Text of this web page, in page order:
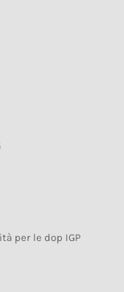
per le dop IGP